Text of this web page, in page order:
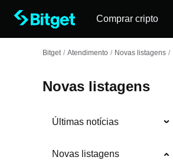
Comprar cripto
Bitget / Atendimento / Novas listagens /
Novas listagens
Últimas notícias
Novas listagens